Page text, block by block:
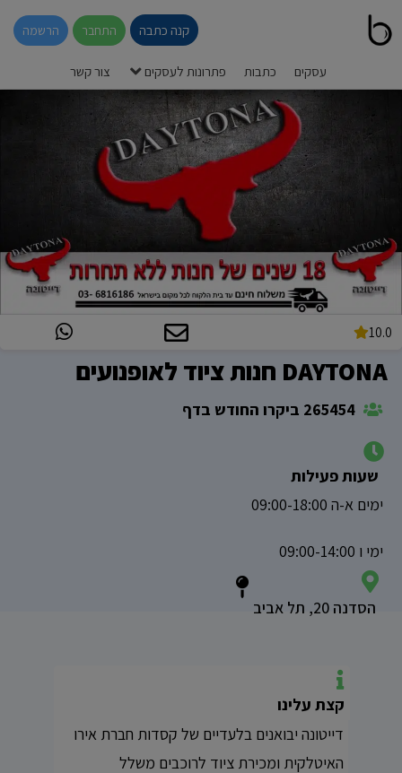
קנה כתבה התחבר הרשמה
עסקים כתבות פתרונות לעסקים צור קשר
10.0
DAYTONA חנות ציוד לאופנועים
שעות פעילות
ימים א-ה 09:00-18:00
ימי ו 09:00-14:00
הסדנה 20, תל אביב
קצת עלינו
דייטונה יבואנים בלעדיים של קסדות חברת אירו
האיטלקית ומכירת ציוד לרוכבים משלל